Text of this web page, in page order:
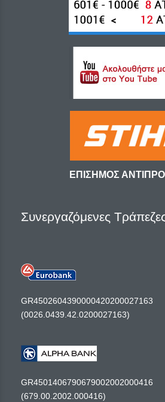
ΕΠΙΣΗΜΟΣ
Συνεργαζόμενες
GR4502604390000420200027163
(0026.0439.42.0200027163)
GR4501406790679002002000416
(679.00.2002.000416)